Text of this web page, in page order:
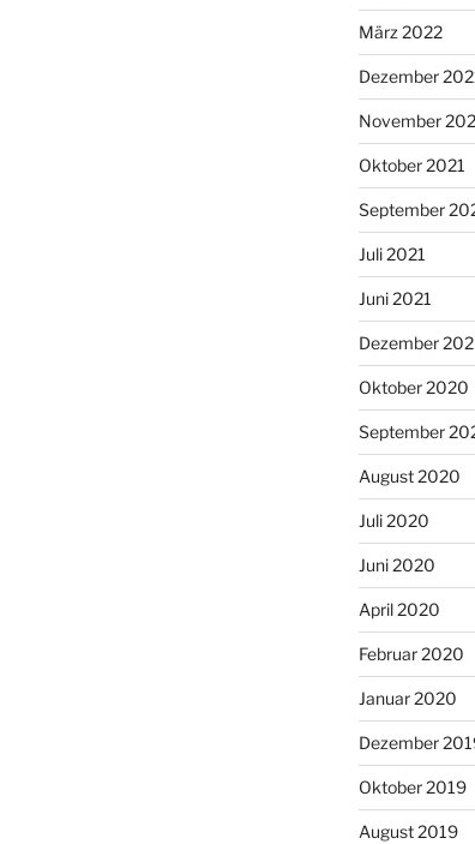
März 2022
Dezember
November
Oktober 2021
September
Juli 2021
Juni 2021
Dezember
Oktober 2020
September
August 2020
Juli 2020
Juni 2020
April 2020
Februar 2020
Januar 2020
Dezember
Oktober 2019
August 2019